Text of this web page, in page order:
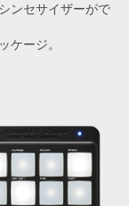
ンセサイザーがで
ケージ。